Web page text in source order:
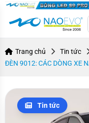
Trang chủ Tin tức
ĐÈN 9012: CÁC DÒNG XE
Tin tức